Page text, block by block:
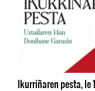
Ikurriñaren pesta, le